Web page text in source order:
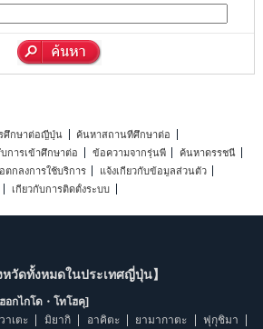
ศึกษาต่อญี่ปุ่น
ค้นหาสถานที่ศึกษาต่อ
การเข้าศึกษาต่อ
ข้อความจากรุ่นพี่
ค้นหาดรรชนี
ตกลงการใช้บริการ
แจ้งเกี่ยวกับข้อมูลส่วนตัว
เกี่ยวกับการติดตั้งระบบ
วัดทั้งหมดในประเทศญี่ปุ่น】
อกไกโด・โทโฮคุ]
าเตะ มิยากิ อาคิตะ ยามากาตะ ฟุกุชิมา